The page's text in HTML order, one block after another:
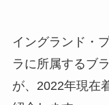
イングランド・
ラに所属するブ
が、2022年現在